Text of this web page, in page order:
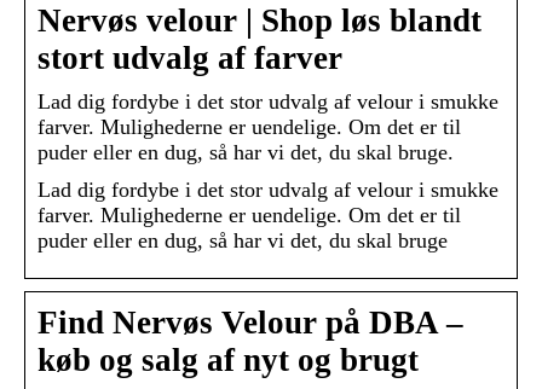
Nervøs velour | Shop løs blandt
stort udvalg af farver
Lad dig fordybe i det stor udvalg af velour i smukke
farver. Mulighederne er uendelige. Om det er til
puder eller en dug, så har vi det, du skal bruge.
Lad dig fordybe i det stor udvalg af velour i smukke
farver. Mulighederne er uendelige. Om det er til
puder eller en dug, så har vi det, du skal bruge
Find Nervøs Velour på DBA –
køb og salg af nyt og brugt